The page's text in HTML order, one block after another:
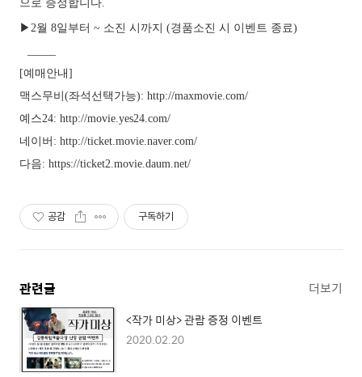
으로 증정합니다.
▶2월 8일부터 ~ 소진 시까지 (경품소진 시 이벤트 종료)
[예매안내]
맥스무비(좌석선택가능): http://maxmovie.com/
예스24: http://movie.yes24.com/
네이버: http://ticket.movie.naver.com/
다음: https://ticket2.movie.daum.net/
공감 구독하기
관련글 더보기
<작가 미상> 관람 증정 이벤트
2020.02.20